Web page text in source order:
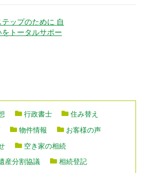
ップのために 自
トータルサポー
行政書士
住み替え
物件情報
お客様の声
空き家の相続
産分割協議
相続登記